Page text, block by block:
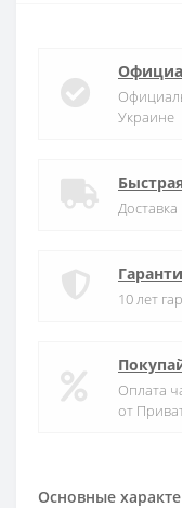
Основные
Украине
10 лет
Оплата
от